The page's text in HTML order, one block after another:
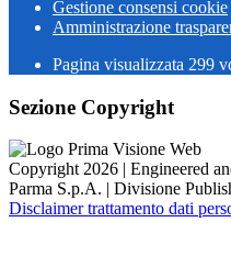
Gestione consensi cookie
Amministrazione
Pagina visualizzata 299
Sezione Copyright
Copyright 2026 | Engineered
Parma S.p.A. | Divisione
Disclaimer trattamento dati